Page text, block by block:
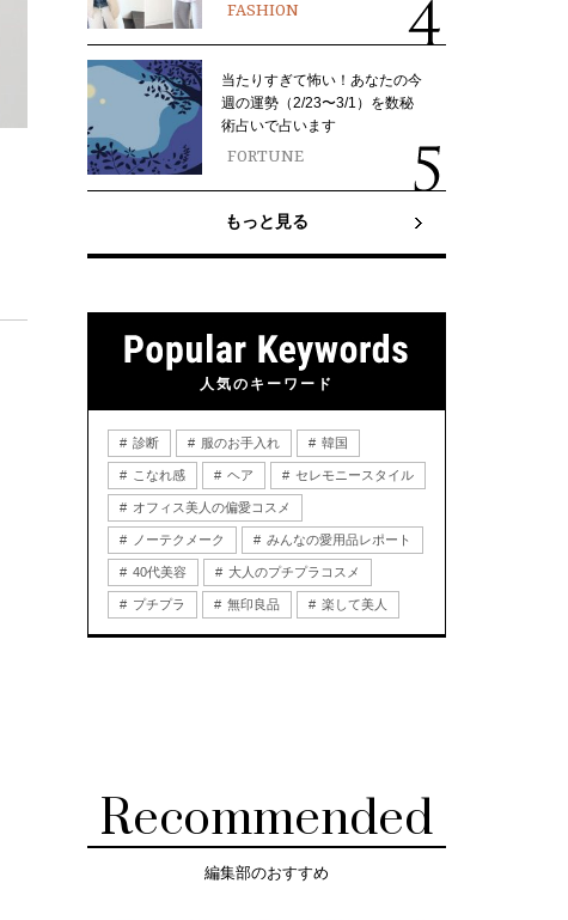
FASHION
当たりすぎて怖い！あなたの今
週の運勢（2/23〜3/1）を数秘
術占いで占います
FORTUNE
もっと見る
人気のキーワード
診断 服のお手入れ 韓国
こなれ感 ヘア セレモニースタイル
オフィス美人の偏愛コスメ
ノーテクメーク みんなの愛用品レポート
40代美容 大人のプチプラコスメ
プチプラ 無印良品 楽して美人
Recommended
編集部のおすすめ